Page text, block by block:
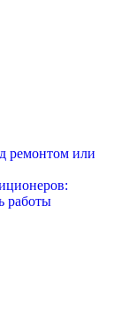
ремонтом или
работы